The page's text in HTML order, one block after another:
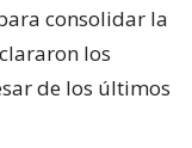
consolidar la
los
de los últimos